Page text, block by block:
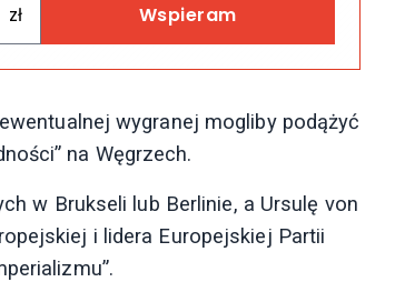
Wspieram
wygranej mogliby podążyć
na Węgrzech.
w Brukseli lub Berlinie, a Ursulę von
i lidera Europejskiej Partii